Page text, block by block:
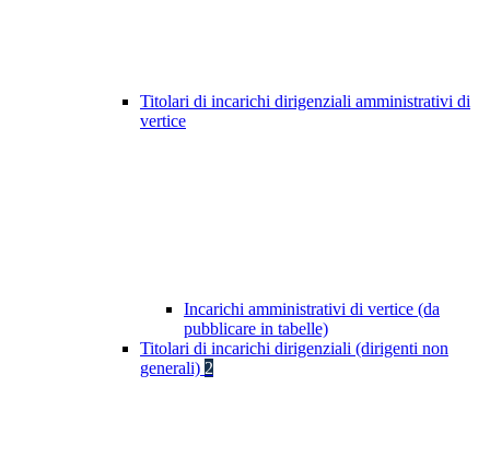
Titolari di incarichi dirigenziali amministrativi di
vertice
Incarichi amministrativi di vertice (da
pubblicare in tabelle)
Titolari di incarichi dirigenziali (dirigenti non
generali) 2